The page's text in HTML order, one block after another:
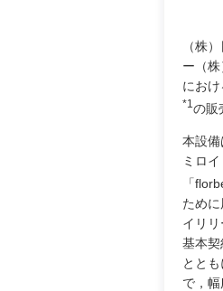
（株
ー（
にお
*1 の販
本設
ミロ
「
ため
イリ
基本
とと
で，幅